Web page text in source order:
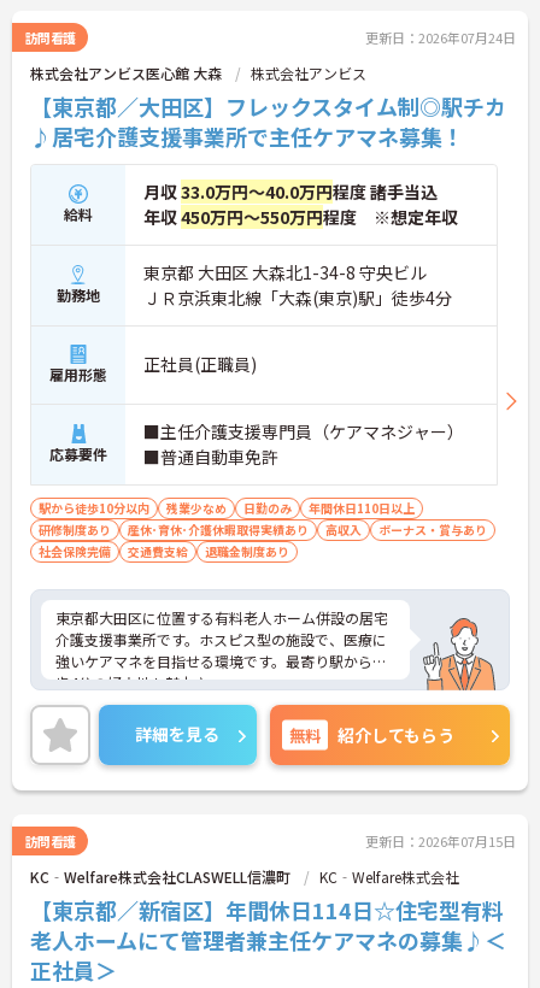
訪問看護 更新日：2026年07月24日
株式会社アンビス医心館 大森 株式会社アンビス
【東京都／大田区】フレックスタイム制◎駅チカ
♪居宅介護支援事業所で主任ケアマネ募集！
給料
月収33.0万円～40.0万円程度 諸手当込
年収450万円～550万円程度 ※想定年収
勤務地
東京都 大田区 大森北1-34-8 守央ビル
ＪＲ京浜東北線「大森(東京)駅」徒歩4分
雇用形態 正社員(正職員)
応募要件
■主任介護支援専門員（ケアマネジャー）
■普通自動車免許
駅から徒歩10分以内 残業少なめ 日勤のみ
年間休日110日以上
研修制度あり
産休･育休･介護休暇取得実績あり 高収入
ボーナス・賞与あり
社会保険完備
交通費支給 退職金制度あり
東京都大田区に位置する有料老人ホーム併設の居宅
介護支援事業所です。ホスピス型の施設で、医療に
強いケアマネを目指せる環境です。最寄り駅から徒
歩4分の好立地も魅力♪
ご興味をお持ちの方には詳細の情報や面接のポイン
トをお伝えしますのでお気軽にお問い合わせくださ
いませ。
詳細を見る 無料 紹介してもらう
訪問看護 更新日：2026年07月15日
KC‐Welfare株式会社CLASWELL信濃町 KC‐Welfare株式会社
【東京都／新宿区】年間休日114日☆住宅型有料
老人ホームにて管理者兼主任ケアマネの募集♪＜
正社員＞